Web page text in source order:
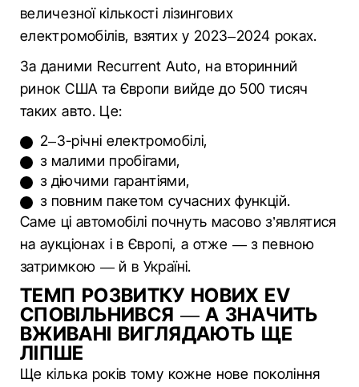
величезної кількості лізингових
електромобілів, взятих у 2023–2024 роках.
За даними Recurrent Auto, на вторинний
ринок США та Європи вийде до 500 тисяч
таких авто. Це:
2–3-річні електромобілі,
з малими пробігами,
з діючими гарантіями,
з повним пакетом сучасних функцій.
Саме ці автомобілі почнуть масово з’являтися
на аукціонах і в Європі, а отже — з певною
затримкою — й в Україні.
ТЕМП РОЗВИТКУ НОВИХ EV
СПОВІЛЬНИВСЯ — А ЗНАЧИТЬ
ВЖИВАНІ ВИГЛЯДАЮТЬ ЩЕ
ЛІПШЕ
Ще кілька років тому кожне нове покоління